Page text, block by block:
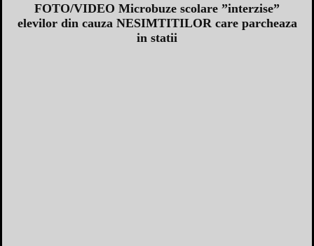
FOTO/VIDEO Microbuze scolare ”interzise”
elevilor din cauza NESIMTITILOR care parcheaza
in statii